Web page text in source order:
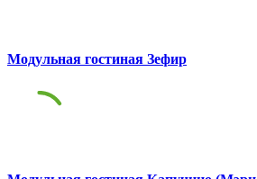
Модульная гостиная Зефир